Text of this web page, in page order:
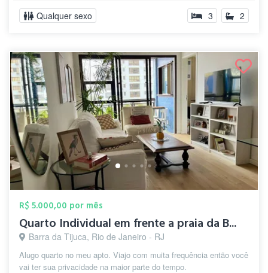
Qualquer sexo 3 2
R$ 5.000,00 por mês
Quarto Individual em frente a praia da B...
Barra da Tijuca, Rio de Janeiro - RJ
Alugo quarto no meu apto. Viajo com muita frequência então você
vai ter sua privacidade na maior parte do tempo.